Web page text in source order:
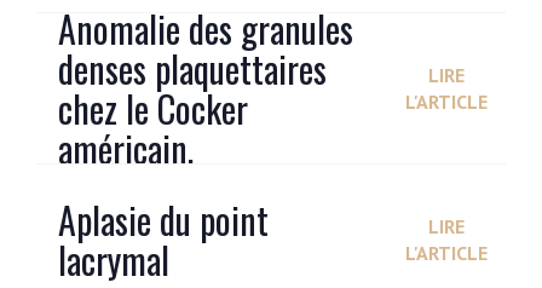
Anomalie des granules
denses plaquettaires
chez le Cocker
américain.
LIRE
L'ARTICLE
Aplasie du point
lacrymal
LIRE
L'ARTICLE